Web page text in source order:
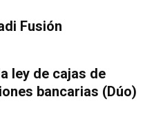
Fusión
ley de cajas de
bancarias (Dúo)